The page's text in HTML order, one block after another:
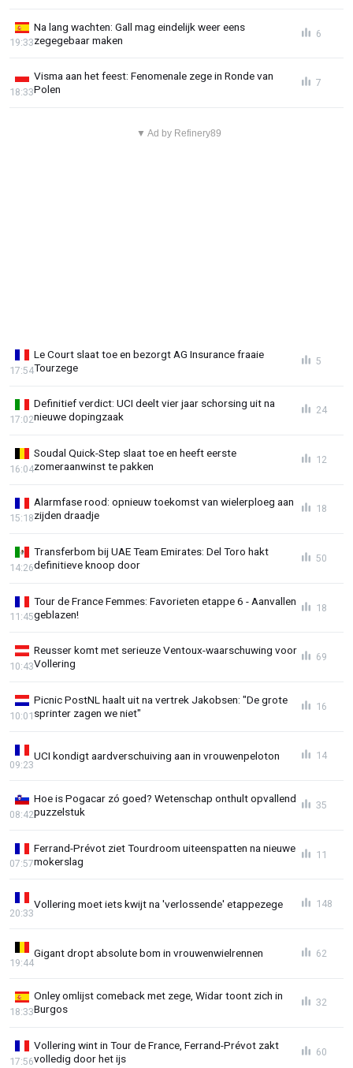
Na lang wachten: Gall mag eindelijk weer eens
zegegebaar maken
19:33
6
Visma aan het feest: Fenomenale zege in Ronde van
Polen
18:33
7
▼ Ad by Refinery89
Le Court slaat toe en bezorgt AG Insurance fraaie
Tourzege
17:54
5
Definitief verdict: UCI deelt vier jaar schorsing uit na
nieuwe dopingzaak
17:02
24
Soudal Quick-Step slaat toe en heeft eerste
zomeraanwinst te pakken
16:04
12
Alarmfase rood: opnieuw toekomst van wielerploeg aan
zijden draadje
15:18
18
Transferbom bij UAE Team Emirates: Del Toro hakt
definitieve knoop door
14:26
50
Tour de France Femmes: Favorieten etappe 6 - Aanvallen
geblazen!
11:45
18
Reusser komt met serieuze Ventoux-waarschuwing voor
Vollering
10:43
69
Picnic PostNL haalt uit na vertrek Jakobsen: "De grote
sprinter zagen we niet"
10:01
16
UCI kondigt aardverschuiving aan in vrouwenpeloton
09:23
14
Hoe is Pogacar zó goed? Wetenschap onthult opvallend
puzzelstuk
08:42
35
Ferrand-Prévot ziet Tourdroom uiteenspatten na nieuwe
mokerslag
07:57
11
Vollering moet iets kwijt na 'verlossende' etappezege
20:33
148
Gigant dropt absolute bom in vrouwenwielrennen
19:44
62
Onley omlijst comeback met zege, Widar toont zich in
Burgos
18:33
32
Vollering wint in Tour de France, Ferrand-Prévot zakt
volledig door het ijs
17:56
60